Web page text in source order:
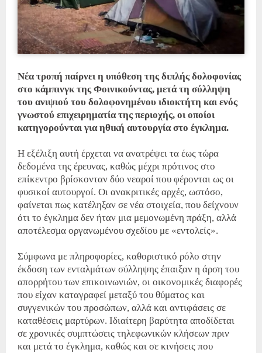
Νέα τροπή παίρνει η υπόθεση της διπλής δολοφονίας
στο κάμπινγκ της Φοινικούντας, μετά τη σύλληψη
του ανιψιού του δολοφονημένου ιδιοκτήτη και ενός
γνωστού επιχειρηματία της περιοχής, οι οποίοι
κατηγορούνται για ηθική αυτουργία στο έγκλημα.
Η εξέλιξη αυτή έρχεται να ανατρέψει τα έως τώρα
δεδομένα της έρευνας, καθώς μέχρι πρότινος στο
επίκεντρο βρίσκονταν δύο νεαροί που φέρονται ως οι
φυσικοί αυτουργοί. Οι ανακριτικές αρχές, ωστόσο,
φαίνεται πως κατέληξαν σε νέα στοιχεία, που δείχνουν
ότι το έγκλημα δεν ήταν μια μεμονωμένη πράξη, αλλά
αποτέλεσμα οργανωμένου σχεδίου με «εντολείς».
Σύμφωνα με πληροφορίες, καθοριστικό ρόλο στην
έκδοση των ενταλμάτων σύλληψης έπαιξαν η άρση του
απορρήτου των επικοινωνιών, οι οικονομικές διαφορές
που είχαν καταγραφεί μεταξύ του θύματος και
συγγενικών του προσώπων, αλλά και αντιφάσεις σε
καταθέσεις μαρτύρων. Ιδιαίτερη βαρύτητα αποδίδεται
σε χρονικές συμπτώσεις τηλεφωνικών κλήσεων πριν
και μετά το έγκλημα, καθώς και σε κινήσεις που